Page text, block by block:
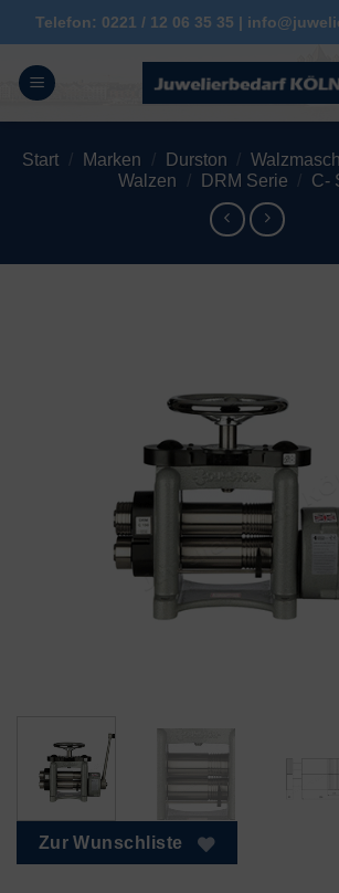
Zum
Inhalt
springen
Telefon: 0221 / 12 06 35 35 |
Start / Marken / Durston /
Walzen
/ DRM Serie / C-
Zur Wunschliste